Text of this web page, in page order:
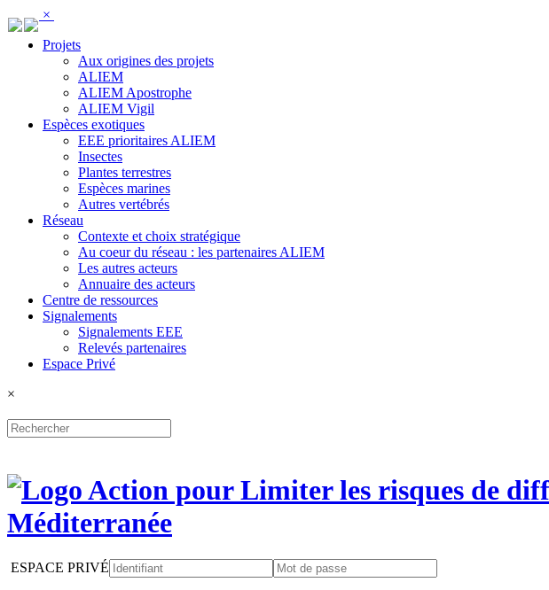
×
Projets
Aux origines des projets
ALIEM
ALIEM Apostrophe
ALIEM Vigil
Espèces exotiques
EEE prioritaires ALIEM
Insectes
Plantes terrestres
Espèces marines
Autres vertébrés
Réseau
Contexte et choix stratégique
Au coeur du réseau : les partenaires ALIEM
Les autres acteurs
Annuaire des acteurs
Centre de ressources
Signalements
Signalements EEE
Relevés partenaires
Espace Privé
×
ESPACE PRIVÉ